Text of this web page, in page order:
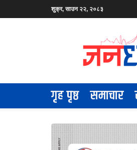
शुक्र, साउन २२, २०८३
गृह पृष्ठ समाचार